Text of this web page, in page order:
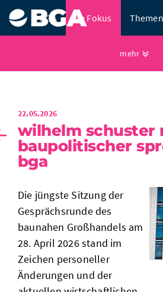
BGA Im Fokus
mehr
Themen
Presse
22.05.2026
wilhelm schuster
baupolitischer
bga
Die jüngste Sitzung der
Gesprächsrunde des
baunahen Großhandels am
28. April 2026 stand im
Zeichen personeller
Änderungen und der